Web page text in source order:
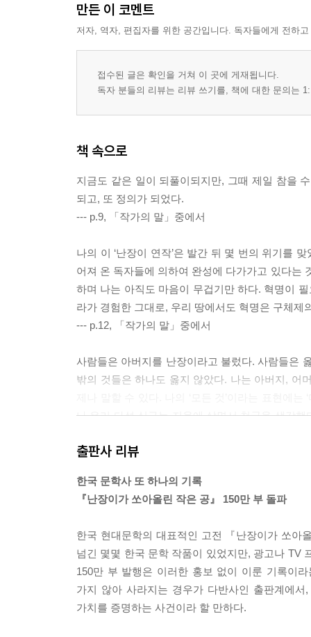
만든 이 코멘트
저자, 역자, 편집자를 위한 공간입니다. 독자들에게 전하
접수된 글은 확인을 거쳐 이 곳에 게재됩니다.
독자 분들의 리뷰는 리뷰 쓰기를, 책에 대한 문의는
책 속으로
지금도 같은 일이 되풀이되지만, 그때 제일 참을
되고, 또 정의가 되었다.
--- p.9, 「작가의 말」중에서
나의 이 ‘난장이 연작’은 발간 뒤 몇 번의 위기를
어져 온 독자들에 의하여 완성에 다가가고 있다는
하며 나는 아직도 마음이 무겁기만 하다. 혁명이
라가 경험한 그대로, 우리 땅에서도 혁명은 구체
--- p.12, 「작가의 말」중에서
사람들은 아버지를 난장이라고 불렀다. 사람들은
밖의 것들은 하나도 옳지 않았다. 나는 아버지, 어
나 우리 다섯 식구는 지옥에 살면서 천국을 생각
--- p.93, 「난장이가 쏘아올린 작은 공」중에서
사장은 종종 불황이라는 말을 사용했다. 그와 그
그렇지 않을 때는 힘껏 일한 다음 노사가 공평히
--- p.122, 「난장이가 쏘아올린 작은 공」중에서
폭력이란 무엇인가? 총탄이나 경찰 곤봉이나 주
것도 폭력이다. 지도자가 넉넉한 생활을 하게 되
과거의 착취와 야만이 오히려 정직하였다고 생각한
출판사 리뷰
한국 문학사 또 하나의 기록
『난장이가 쏘아올린 작은 공』 150만 부 돌파
한국 현대문학의 대표적인 고전 『난장이가 쏘아
넘긴 몇몇 한국 문학 작품이 있었지만, 광고나 TV
150만 부 발행은 이러한 홍보 없이 이룬 기록이
가지 않아 사라지는 경우가 다반사인 출판계에
가치를 증명하는 사건이라 할 만하다.